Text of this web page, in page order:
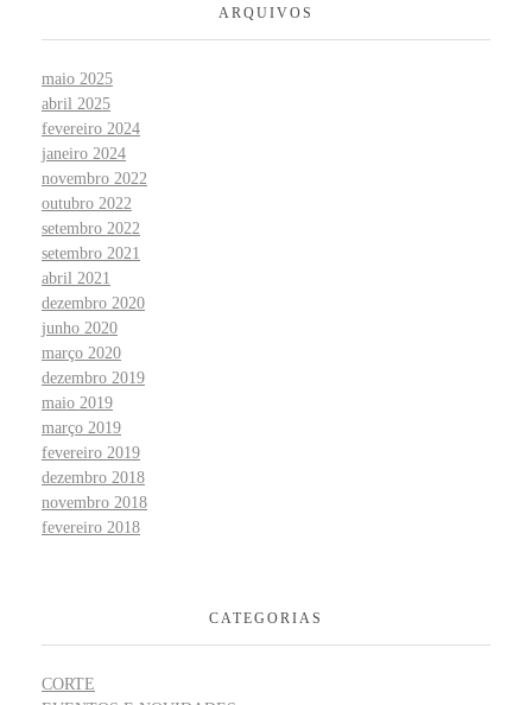
ARQUIVOS
maio 2025
abril 2025
fevereiro 2024
janeiro 2024
novembro 2022
outubro 2022
setembro 2022
setembro 2021
abril 2021
dezembro 2020
junho 2020
março 2020
dezembro 2019
maio 2019
março 2019
fevereiro 2019
dezembro 2018
novembro 2018
fevereiro 2018
CATEGORIAS
CORTE